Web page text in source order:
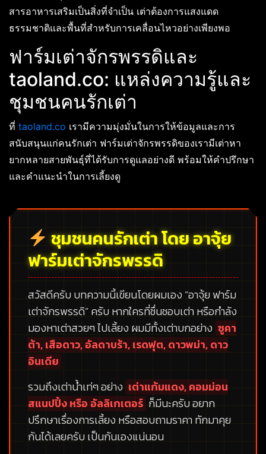
สารอาหารเสริมเป็นสิ่งที่จำเป็น เต่าต้องการแสงแดด
ธรรมชาติและพื้นที่สำหรับการเคลื่อนไหวอย่างเพียงพอ
ฟาร์มเต่าจักรพรรดิและ
taoland.co: แหล่งความรู้และ
ชุมชนคนรักเต่า
ที่ taoland.co เรามีความมุ่งมั่นในการให้ข้อมูลและการ
สนับสนุนแก่คนรักเต่า ฟาร์มเต่าจักรพรรดิของเรามีเต่าหา
ยากหลายสายพันธุ์ที่ได้รับการดูแลอย่างดี พร้อมให้คำปรึกษา
และคำแนะนำในการเลี้ยงดู
ชุมชนคนรักเต่า โดย อาจุ้ย
ฟาร์มเต่าจักรพรรดิ
สวัสดีครับ บทความนี้เขียนโดยผมเอง “อาจุ้ย ฟาร์ม
เต่าจักรพรรดิ”ครับ หากใครที่ชื่นชอบเต่า หรือกำลัง
มองหาเต่าสวยๆ ไปเลี้ยง ผมมีทั้งเต่าบกอย่าง ซูคา
ต้า, เสือดาว, อัลดาบร้า, เรดฟุต, ดาวพม่า, ดาว
อินเดีย
รวมถึงเต่าน้ำเท่ๆ อย่าง เต่าแก้มแดง, คอมม่อน
สแนปปิ้ง หรือ อัลลิเกเตอร์ ก็มีนะครับ อยาก
ปรึกษาเรื่องการเลี้ยง หรือสอบถามราคา ทักมาคุย
กันได้เลยครับ เป็นกันเองแน่นอน